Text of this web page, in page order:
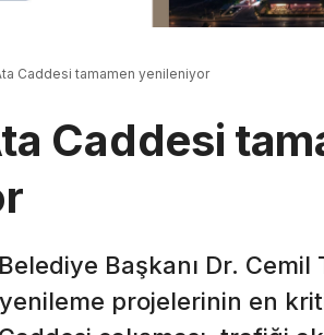
Caddesi tamamen yenileniyor
Caddesi
Başkanı Dr. Cemil
projelerinin en